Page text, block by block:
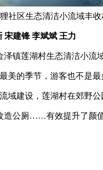
社区生态清洁小流域丰
宋建锋李斌斌 王力
泽镇莲湖村生态清洁小流
美的季节，游客也不是
域建设，莲湖村在郊野
造公厕……有效提升了颜